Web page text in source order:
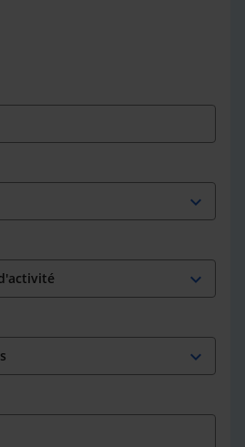
expand_more
expand_more
expand_more